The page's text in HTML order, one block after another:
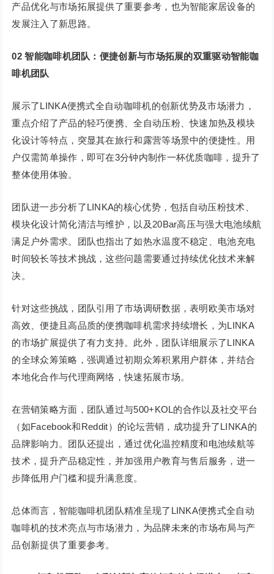
产品优化与市场拓展提供了重要参考，也为智能家居设备的
发展注入了新思路。
02 智能咖啡机团队：便捷创新与市场拓展的双重驱动智能咖
啡机团队
展示了LINKA便携式全自动咖啡机的创新优势及市场潜力，
重点介绍了产品的轻巧便携、全自动压粉、快速加热及模块
化设计等特点，突显其在旅行和露营等场景中的便捷性。用
户仅需简单操作，即可在3分钟内制作一杯优质咖啡，提升了
整体使用体验。
团队进一步分析了LINKA的核心优势，包括自动压粉技术、
模块化设计简化清洁与维护，以及20Bar高压与强大电池续航
满足户外需求。团队也指出了如热水温度不稳定、电池充电
时间较长等技术挑战，这些问题需要通过持续优化技术来解
决。
针对这些挑战，团队引用了市场调研数据，表明欧美市场对
高效、便捷且高品质的便携咖啡机需求持续增长，为LINKA
的市场扩展提供了有力支持。此外，团队详细展示了LINKA
的全球众筹策略，强调通过初期众筹积累用户群体，并结合
本地化合作与代理商网络，快速拓展市场。
在营销策略方面，团队通过与500+KOL的合作以及社交平台
（如Facebook和Reddit）的论坛营销，成功提升了LINKA的
品牌影响力。团队还提出，通过优化温控精度和电池续航等
技术，提升产品稳定性，并加强用户教育与售后服务，进一
步降低用户门槛和提升满意度。
总体而言，智能咖啡机团队精准呈现了LINKA便携式全自动
咖啡机的技术亮点与市场潜力，为品牌未来的市场布局与产
品创新提供了重要参考。